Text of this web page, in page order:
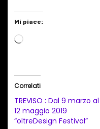
Mi piace:
C
a
m
Correlati
TREVISO : Dal 9 marzo al
12 maggio 2019
“oltreDesign Festival”